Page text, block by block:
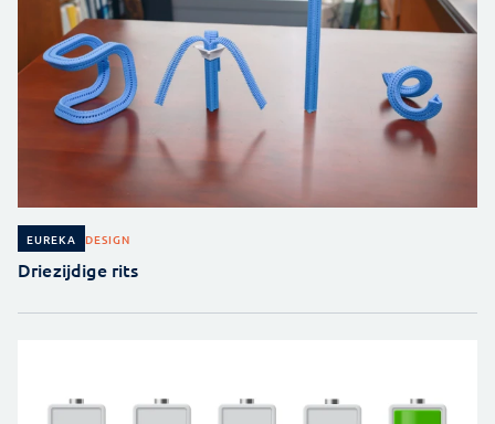
EUREKA DESIGN
Driezijdige rits